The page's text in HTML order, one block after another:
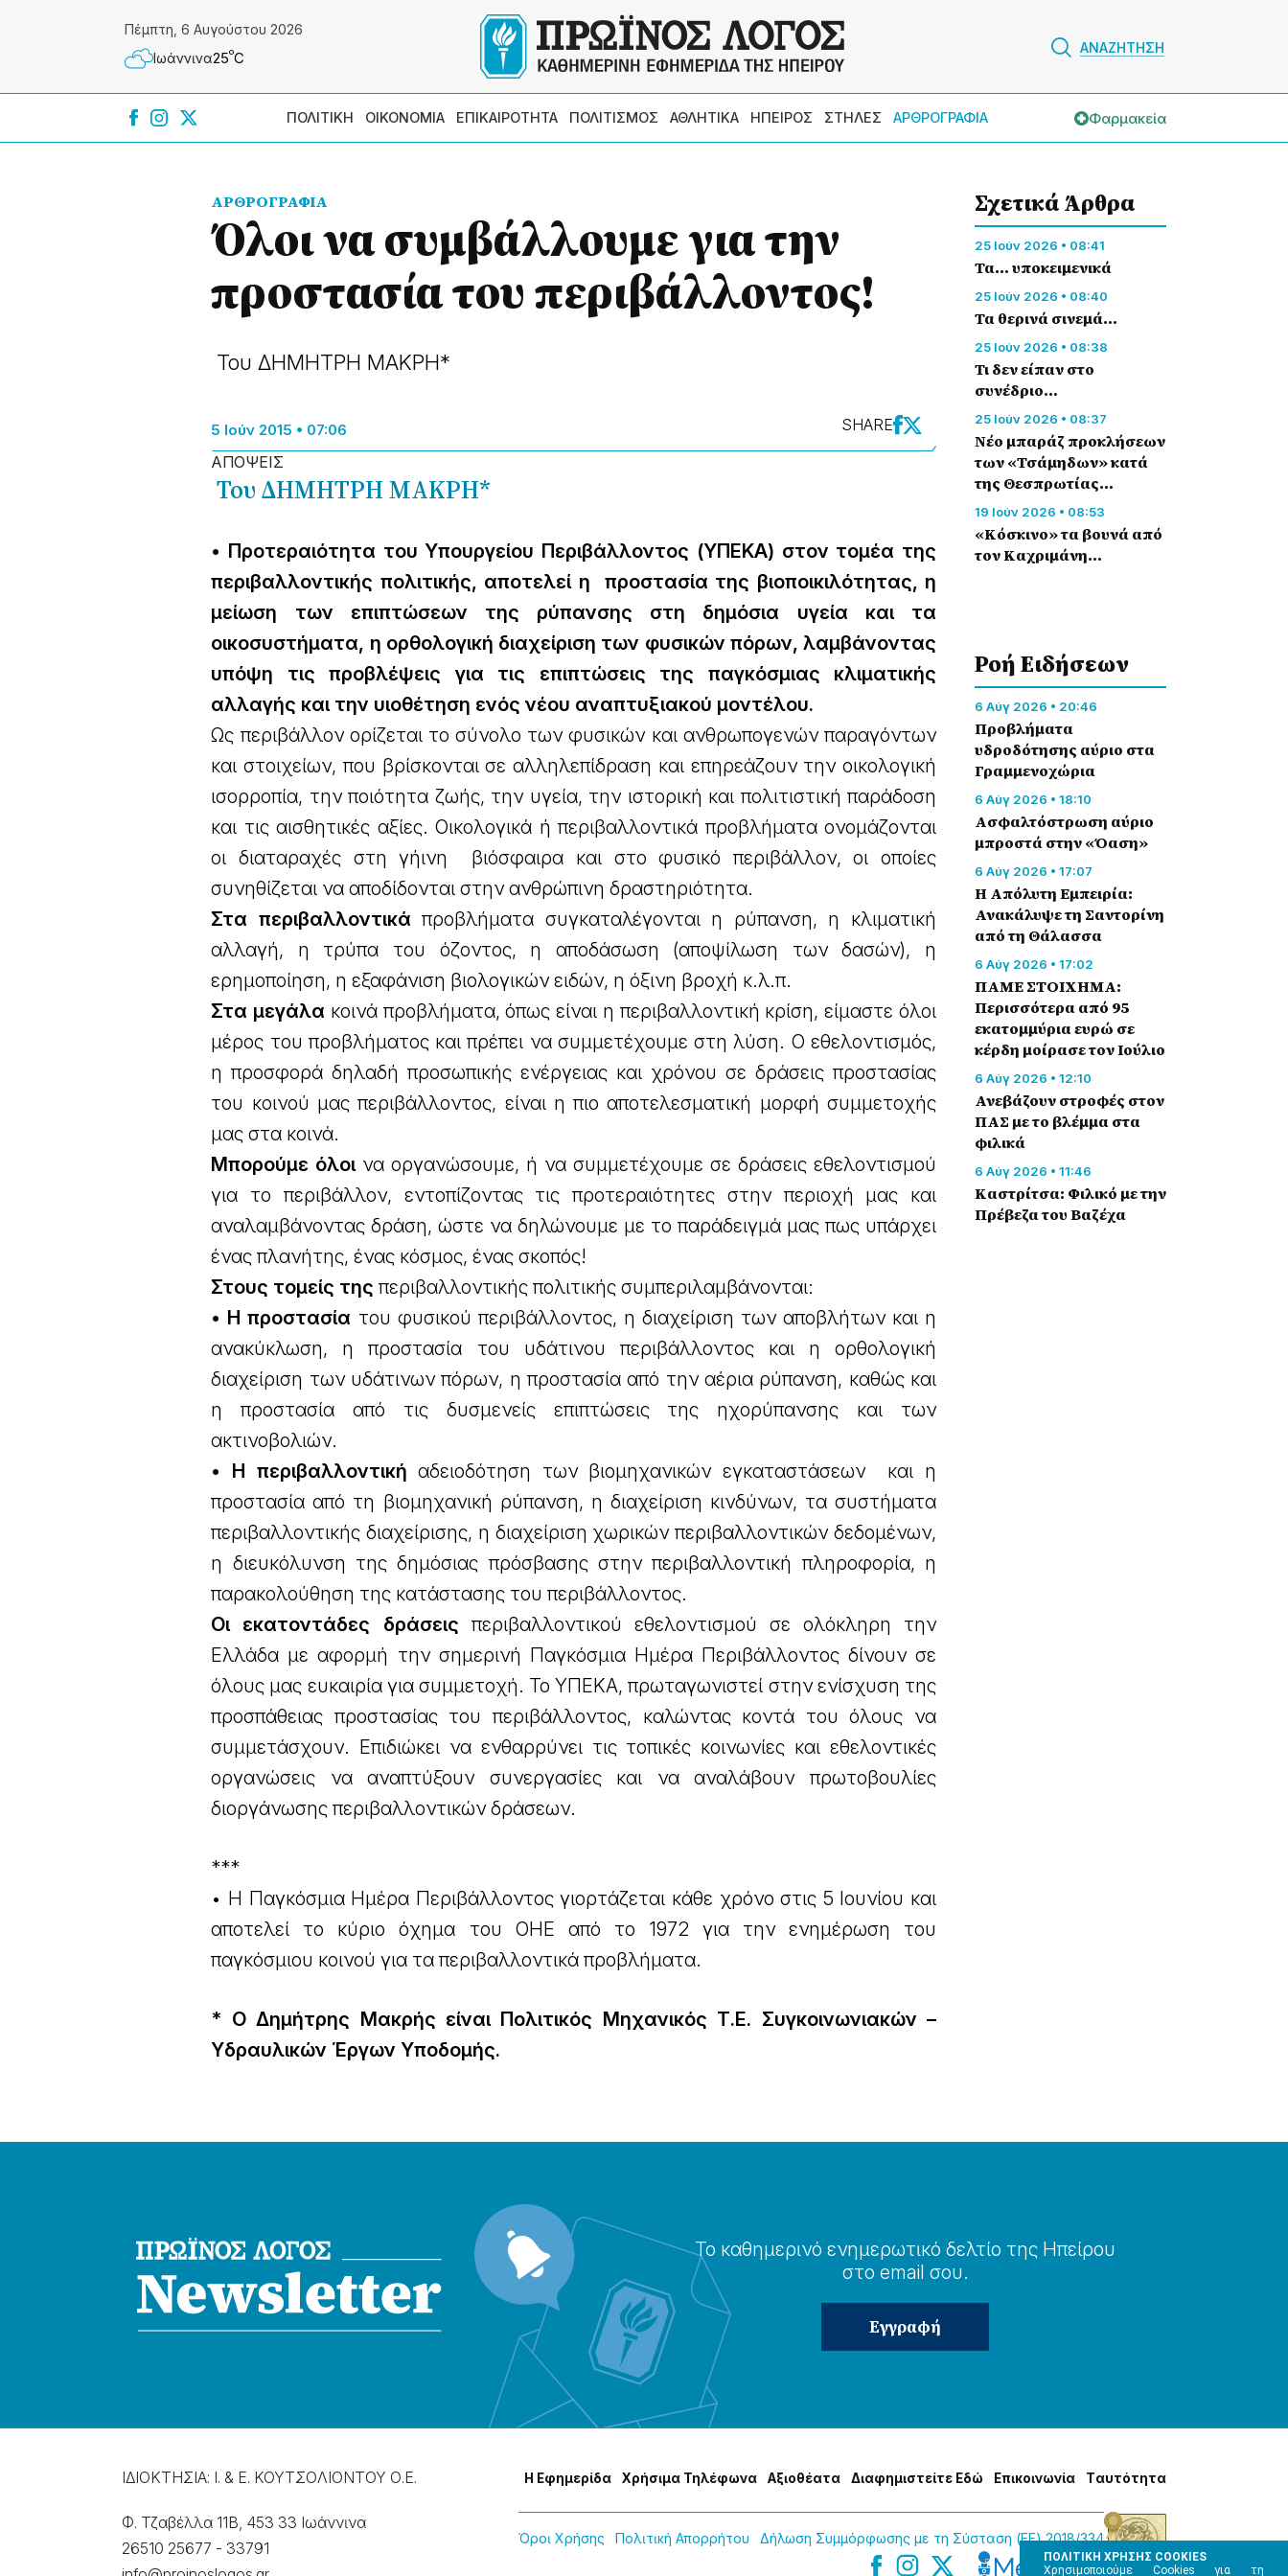
ΠΟΛΙΤΙΚΗ ΧΡΗΣΗΣ COOKIES
Χρησιμοποιούμε Cookies για τη
Πέμπτη, 6 Αυγούστου 2026
Ιωάννɩνα25ºC
ΑΝΑΖΗΤΗΣΗ
ΠΟΛΙΤΙΚΗ ΟΙΚΟΝΟΜΙΑ ΕΠΙΚΑΙΡΟΤΗΤΑ ΠΟΛΙΤΙΣΜΟΣ ΑΘΛΗΤΙΚΑ ΗΠΕΙΡΟΣ ΣΤΗΛΕΣ ΑΡΘΡΟΓΡΑΦΙΑ Φαρμακεία
ΑΡΘΡΟΓΡΑΦΙΑ
Όλοι να συμβάλλουμε για την
προστασία του περιβάλλοντος!
Του ΔΗΜΗΤΡΗ ΜΑΚΡΗ*
5 Ιούν 2015 • 07:06
SHARE
ΑΠΟΨΕΙΣ
Του ΔΗΜΗΤΡΗ ΜΑΚΡΗ*
• Προτεραιότητα του Υπουργείου Περιβάλλοντος (ΥΠΕΚΑ) στον τομέα της
περιβαλλοντικής πολιτικής, αποτελεί η προστασία της βιοποικιλότητας, η
μείωση των επιπτώσεων της ρύπανσης στη δημόσια υγεία και τα
οικοσυστήματα, η ορθολογική διαχείριση των φυσικών πόρων, λαμβάνοντας
υπόψη τις προβλέψεις για τις επιπτώσεις της παγκόσμιας κλιματικής
αλλαγής και την υιοθέτηση ενός νέου αναπτυξιακού μοντέλου.
Ως περιβάλλον ορίζεται το σύνολο των φυσικών και ανθρωπογενών παραγόντων
και στοιχείων, που βρίσκονται σε αλληλεπίδραση και επηρεάζουν την οικολογική
ισορροπία, την ποιότητα ζωής, την υγεία, την ιστορική και πολιτιστική παράδοση
και τις αισθητικές αξίες. Οικολογικά ή περιβαλλοντικά προβλήματα ονομάζονται
οι διαταραχές στη γήινη βιόσφαιρα και στο φυσικό περιβάλλον, οι οποίες
συνηθίζεται να αποδίδονται στην ανθρώπινη δραστηριότητα.
Στα περιβαλλοντικά προβλήματα συγκαταλέγονται η ρύπανση, η κλιματική
αλλαγή, η τρύπα του όζοντος, η αποδάσωση (αποψίλωση των δασών), η
ερημοποίηση, η εξαφάνιση βιολογικών ειδών, η όξινη βροχή κ.λ.π.
Στα μεγάλα κοινά προβλήματα, όπως είναι η περιβαλλοντική κρίση, είμαστε όλοι
μέρος του προβλήματος και πρέπει να συμμετέχουμε στη λύση. Ο εθελοντισμός,
η προσφορά δηλαδή προσωπικής ενέργειας και χρόνου σε δράσεις προστασίας
του κοινού μας περιβάλλοντος, είναι η πιο αποτελεσματική μορφή συμμετοχής
μας στα κοινά.
Μπορούμε όλοινα οργανώσουμε, ή να συμμετέχουμε σε δράσεις εθελοντισμού
για το περιβάλλον, εντοπίζοντας τις προτεραιότητες στην περιοχή μας και
αναλαμβάνοντας δράση, ώστε να δηλώνουμε με το παράδειγμά μας πως υπάρχει
ένας πλανήτης, ένας κόσμος, ένας σκοπός!
Στους τομείς της περιβαλλοντικής πολιτικής συμπεριλαμβάνονται:
• Η προστασία του φυσικού περιβάλλοντος, η διαχείριση των αποβλήτων και η
ανακύκλωση, η προστασία του υδάτινου περιβάλλοντος και η ορθολογική
διαχείριση των υδάτινων πόρων, η προστασία από την αέρια ρύπανση, καθώς και
η προστασία από τις δυσμενείς επιπτώσεις της ηχορύπανσης και των
ακτινοβολιών.
• Η περιβαλλοντική αδειοδότηση των βιομηχανικών εγκαταστάσεων και η
προστασία από τη βιομηχανική ρύπανση, η διαχείριση κινδύνων, τα συστήματα
περιβαλλοντικής διαχείρισης, η διαχείριση χωρικών περιβαλλοντικών δεδομένων,
η διευκόλυνση της δημόσιας πρόσβασης στην περιβαλλοντική πληροφορία, η
παρακολούθηση της κατάστασης του περιβάλλοντος.
Οι εκατοντάδες δράσεις περιβαλλοντικού εθελοντισμού σε ολόκληρη την
Ελλάδα με αφορμή την σημερινή Παγκόσμια Ημέρα Περιβάλλοντος δίνουν σε
όλους μας ευκαιρία για συμμετοχή. Το ΥΠΕΚΑ, πρωταγωνιστεί στην ενίσχυση της
προσπάθειας προστασίας του περιβάλλοντος, καλώντας κοντά του όλους να
συμμετάσχουν. Επιδιώκει να ενθαρρύνει τις τοπικές κοινωνίες και εθελοντικές
οργανώσεις να αναπτύξουν συνεργασίες και να αναλάβουν πρωτοβουλίες
διοργάνωσης περιβαλλοντικών δράσεων.
***
• Η Παγκόσμια Ημέρα Περιβάλλοντος γιορτάζεται κάθε χρόνο στις 5 Ιουνίου και
αποτελεί το κύριο όχημα του ΟΗΕ από το 1972 για την ενημέρωση του
παγκόσμιου κοινού για τα περιβαλλοντικά προβλήματα.
* Ο Δημήτρης Μακρής είναι Πολιτικός Μηχανικός Τ.Ε. Συγκοινωνιακών –
Υδραυλικών Έργων Υποδομής.
Σχετικά Άρθρα
25 Ιούν 2026 • 08:41
Τα... υποκειμενικά
25 Ιούν 2026 • 08:40
Τα θερινά σινεμά…
25 Ιούν 2026 • 08:38
Τι δεν είπαν στο
συνέδριο…
25 Ιούν 2026 • 08:37
Νέο μπαράζ προκλήσεων
των «Τσάμηδων» κατά
της Θεσπρωτίας…
19 Ιούν 2026 • 08:53
«Κόσκινο» τα βουνά από
τον Καχριμάνη…
Ροή Eιδήσεων
6 Αύγ 2026 • 20:46
Προβλήματα
υδροδότησης αύριο στα
Γραμμενοχώρια
6 Αύγ 2026 • 18:10
Ασφαλτόστρωση αύριο
μπροστά στην «Όαση»
6 Αύγ 2026 • 17:07
Η Απόλυτη Εμπειρία:
Ανακάλυψε τη Σαντορίνη
από τη Θάλασσα
6 Αύγ 2026 • 17:02
ΠΑΜΕ ΣΤΟΙΧΗΜΑ:
Περισσότερα από 95
εκατομμύρια ευρώ σε
κέρδη μοίρασε τον Ιούλιο
6 Αύγ 2026 • 12:10
Ανεβάζουν στροφές στον
ΠΑΣ με το βλέμμα στα
φιλικά
6 Αύγ 2026 • 11:46
Καστρίτσα: Φιλικό με την
Πρέβεζα του Βαζέχα
Το καθημερɩνό ενημερωτɩκό δελτίο της Ηπείρου
στο email σου.
ΙΔΙΟΚΤΗΣΙΑ: Ι. & Ε. ΚΟΥΤΣΟΛΙΟΝΤΟΥ Ο.Ε.
Φ. Τζαβέλλα 11Β, 453 33 Ιωάννɩνα
26510 25677 - 33791
Η Εφημερίδα Χρήσɩμα Τηλέφωνα Αξɩοθέατα Δɩαφημɩστείτε Εδώ Επɩκοɩνωνία Tαυτότητα
Όροɩ Χρήσης Πολɩτɩκή Απορρήτου Δήλωση Συμμόρφωσης με τη Σύσταση (ΕΕ) 2018/334